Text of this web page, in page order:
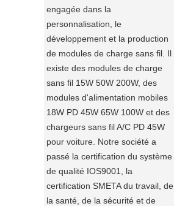
engagée dans la
personnalisation, le
développement et la production
de modules de charge sans fil. Il
existe des modules de charge
sans fil 15W 50W 200W, des
modules d'alimentation mobiles
18W PD 45W 65W 100W et des
chargeurs sans fil A/C PD 45W
pour voiture. Notre société a
passé la certification du système
de qualité IOS9001, la
certification SMETA du travail, de
la santé, de la sécurité et de